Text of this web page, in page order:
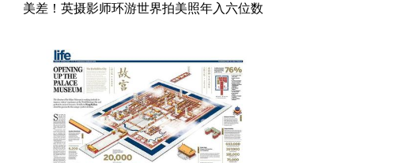
美差！英摄影师环游世界拍美照年入六位数